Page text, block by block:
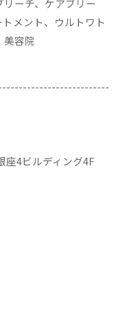
ーチ、ケアブリー
メント、ウルトワト
美容院
座4ビルディング4F